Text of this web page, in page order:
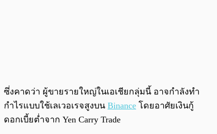
ซึ่งคาดว่า ผู้ขายรายใหญ่ในเอเชียกลุ่มนี้ อาจกำลังทำ
กำไรแบบใช้เลเวอเรจสูงบน Binance โดยอาศัยเงินกู้
ดอกเบี้ยต่ำจาก Yen Carry Trade